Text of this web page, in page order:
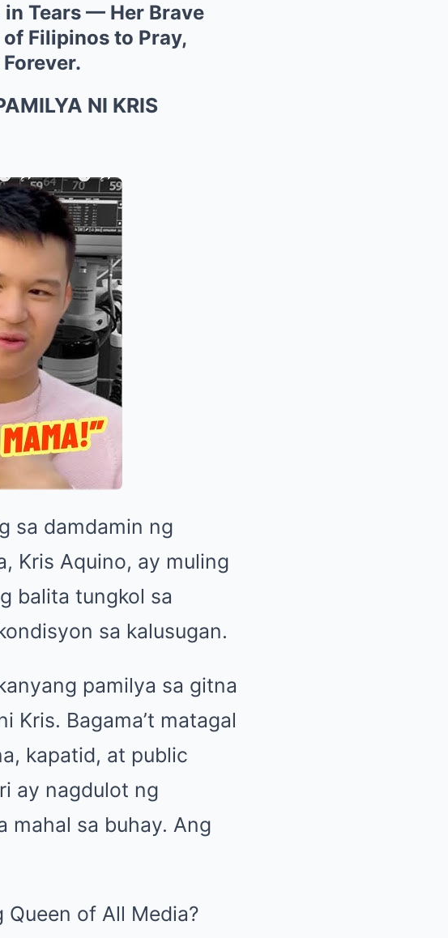
in Tears — Her Brave
Filipinos to Pray,
NI KRIS
sa damdamin ng
Kris Aquino, ay muling
balita tungkol sa
sa kalusugan.
pamilya sa gitna
Kris. Bagama’t matagal
kapatid, at public
ay nagdulot ng
mahal sa buhay. Ang
of All Media?